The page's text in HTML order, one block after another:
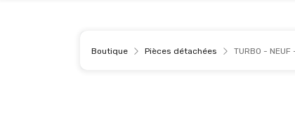
Boutique Pièces détachées TURBO - NEUF